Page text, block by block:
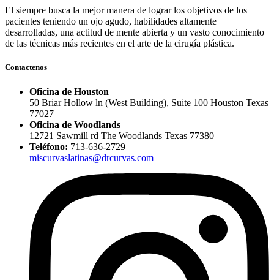
El siempre busca la mejor manera de lograr los objetivos de los
pacientes teniendo un ojo agudo, habilidades altamente
desarrolladas, una actitud de mente abierta y un vasto conocimiento
de las técnicas más recientes en el arte de la cirugía plástica.
Contactenos
Oficina de Houston
50 Briar Hollow ln (West Building), Suite 100 Houston Texas
77027
Oficina de Woodlands
12721 Sawmill rd The Woodlands Texas 77380
Teléfono: 713-636-2729
miscurvaslatinas@drcurvas.com